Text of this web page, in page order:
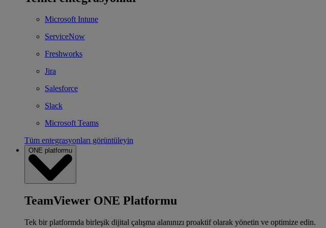
Microsoft Intune
ServiceNow
Freshworks
Jira
Salesforce
Slack
Microsoft Teams
Tüm entegrasyonları görüntüleyin
ONE platformu
TeamViewer ONE Platformu
Tek bir platformda birleşik dijital çalışma alanınızı proaktif olarak yönetin ve optimize edin.